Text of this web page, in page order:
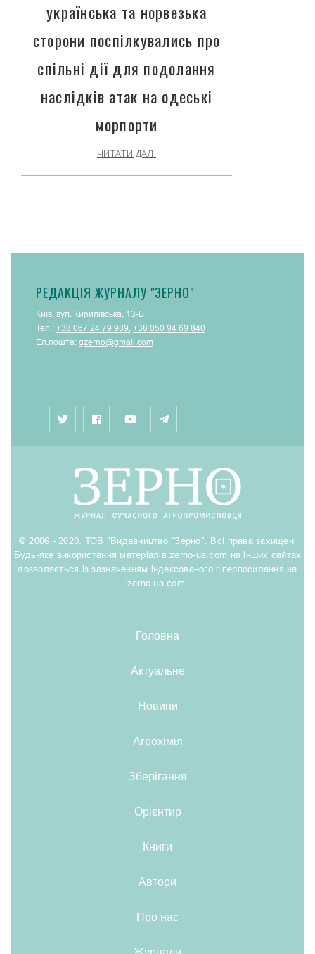
українська та норвезька
сторони поспілкувались про
спільні дії для подолання
наслідків атак на одеські
морпорти
ЧИТАТИ ДАЛІ
РЕДАКЦІЯ ЖУРНАЛУ "ЗЕРНО"
Київ, вул. Кирилівська, 13-Б
Тел.: +38 067 24 79 989, +38 050 94 69 840
Ел.пошта: gzerno@gmail.com
© 2006 - 2020. ТОВ "Видавництво "Зерно". Всі права захищені
Будь-яке використання матеріалів zerno-ua.com на інших сайтах
дозволяється із зазначенням індексованого гіперпосилання на
zerno-ua.com.
Головна
Актуальне
Новини
Агрохімія
Зберігання
Орієнтир
Книги
Автори
Про нас